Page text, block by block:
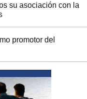
su asociación con la
promotor del